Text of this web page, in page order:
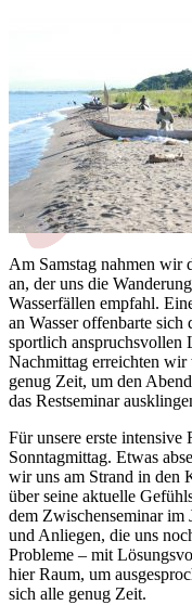
Am Samstag nahmen wir
an, der uns die
Wasserfällen empfahl.
an Wasser offenbarte
sportlich anspruchsvollen
Nachmittag erreichten
genug Zeit, um den
das Restseminar
Für unsere erste intensive
Sonntagmittag. Etwas
wir uns am Strand in den
über seine aktuelle
dem Zwischenseminar im
und Anliegen, die uns
Probleme – mit
hier Raum, um
sich alle genug Zeit.